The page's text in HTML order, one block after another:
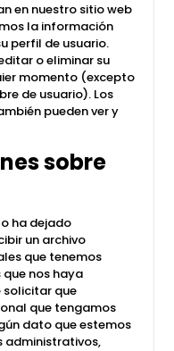
en nuestro sitio web
la información
perfil de usuario.
o eliminar su
momento (excepto
de usuario). Los
pueden ver y
sobre
ha dejado
un archivo
que tenemos
nos haya
solicitar que
que tengamos
dato que estemos
administrativos,